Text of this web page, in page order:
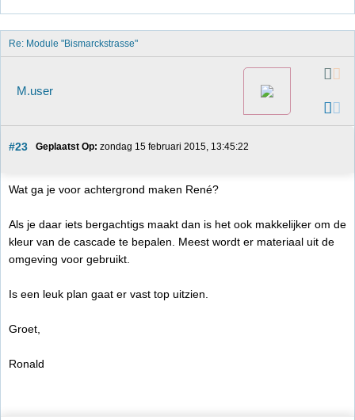
Re: Module "Bismarckstrasse"
M.user
#23 Geplaatst Op: zondag 15 februari 2015, 13:45:22
Wat ga je voor achtergrond maken René?
Als je daar iets bergachtigs maakt dan is het ook makkelijker om de
kleur van de cascade te bepalen. Meest wordt er materiaal uit de
omgeving voor gebruikt.
Is een leuk plan gaat er vast top uitzien.
Groet,
Ronald